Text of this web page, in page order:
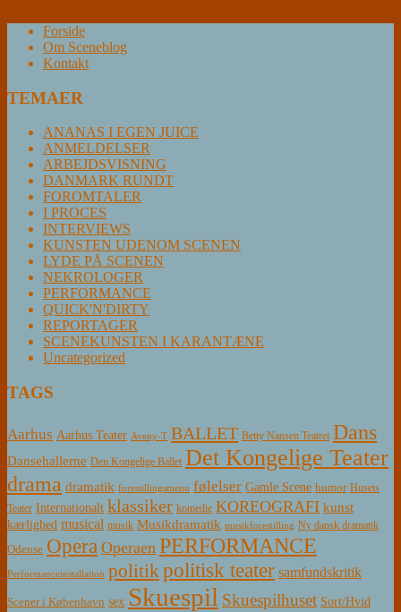
Forside
Om Sceneblog
Kontakt
TEMAER
ANANAS I EGEN JUICE
ANMELDELSER
ARBEJDSVISNING
DANMARK RUNDT
FOROMTALER
I PROCES
INTERVIEWS
KUNSTEN UDENOM SCENEN
LYDE PÅ SCENEN
NEKROLOGER
PERFORMANCE
QUICK'N'DIRTY
REPORTAGER
SCENEKUNSTEN I KARANTÆNE
Uncategorized
TAGS
Aarhus Aarhus Teater Aveny-T BALLET Betty Nansen Teatret Dans
Dansehallerne Den Kongelige Ballet Det Kongelige Teater
drama dramatik forestillingsmenu følelser Gamle Scene humor Husets
Teater Internationalt klassiker komedie KOREOGRAFI kunst
kærlighed musical musik Musikdramatik musikforestilling Ny dansk dramatik
Odense Opera Operaen PERFORMANCE
Performanceinstallation politikpolitisk teater samfundskritik
Scener i København sex Skuespil Skuespilhuset Sort/Hvid